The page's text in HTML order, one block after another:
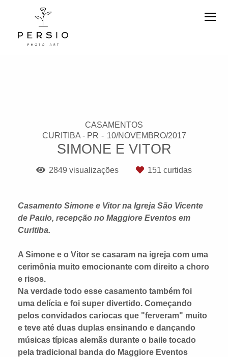
CASAMENTOS
CURITIBA - PR
10/NOVEMBRO/2017
SIMONE E VITOR
2849 visualizações 151 curtidas
Casamento Simone e Vitor na Igreja São Vicente
de Paulo, recepção no Maggiore Eventos em
Curitiba.
A Simone e o Vitor se casaram na igreja com uma
cerimônia muito emocionante com direito a choro
e risos.
Na verdade todo esse casamento também foi
uma delícia e foi super divertido. Começando
pelos convidados cariocas que "ferveram" muito
e teve até duas duplas ensinando e dançando
músicas típicas alemãs durante o baile tocado
pela tradicional banda do Maggiore Eventos